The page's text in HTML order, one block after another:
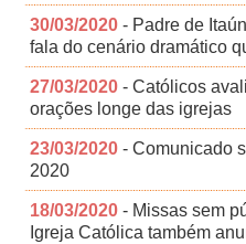
30/03/2020 - Padre de
fala do cenário dramático
27/03/2020 - Católicos
orações longe das igrejas
23/03/2020 - Comunicado
2020
18/03/2020 - Missas sem
Igreja Católica também